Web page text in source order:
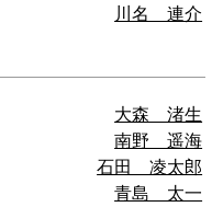
川名 連介
大森 渚生
南野 遥海
石田 凌太郎
青島 太一